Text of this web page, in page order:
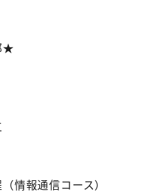
★
情報通信コース）